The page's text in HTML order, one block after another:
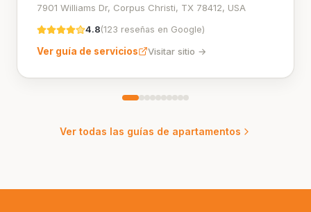
5.0(617 reseñas en Google )
Ver guía de servicios Visitar sitio→